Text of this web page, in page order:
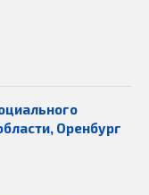
Оренбург